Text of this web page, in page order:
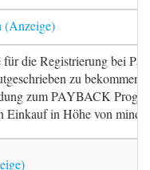
die Registrierung bei
zu bekommen,
zum PAYBACK
Einkauf in Höhe von